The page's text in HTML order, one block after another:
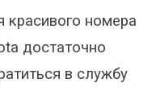
красивого номера
достаточно
в службу